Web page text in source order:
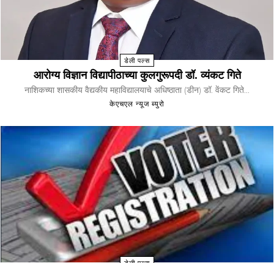
डेली पल्स
आरोग्य विज्ञान विद्यापीठाच्या कुलगुरूपदी डॉ. व्यंकट गिते
नाशिकच्या शासकीय वैद्यकीय महाविद्यालयाचे अधिष्ठाता (डीन) डॉ. वेंकट गिते...
केएचएल न्यूज ब्युरो